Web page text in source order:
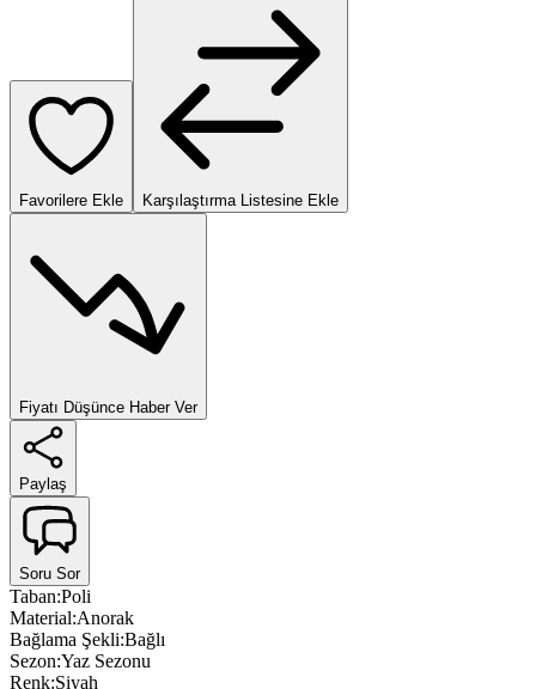
Favorilere Ekle Karşılaştırma Listesine Ekle
Fiyatı Düşünce Haber Ver
Paylaş
Soru Sor
Taban:Poli
Material:Anorak
Bağlama Şekli:Bağlı
Sezon:Yaz Sezonu
Renk:Siyah